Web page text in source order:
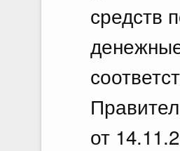
средств
от